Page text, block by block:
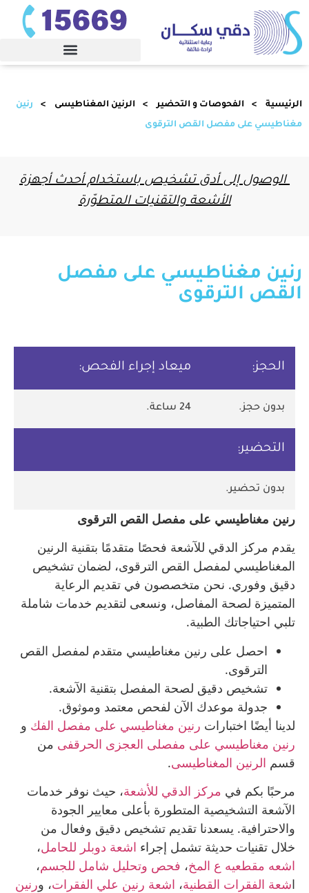
الرئيسية الفحوصات و التحضير الرنين المغناطيسى رنين
مغناطيسي على مفصل القص الترقوى
الوصول إلى أدق تشخيص باستخدام أحدث أجهزة
الأشعة والتقنيات المتطوّرة
رنين مغناطيسي على مفصل
القص الترقوى
الحجز: ميعاد إجراء الفحص:
بدون حجز. 24 ساعة.
التحضير:
بدون تحضير.
رنين مغناطيسي على مفصل القص الترقوى
يقدم مركز الدقي للآشعة فحصًا متقدمًا بتقنية الرنين
المغناطيسي لمفصل القص الترقوى، لضمان تشخيص
دقيق وفوري. نحن متخصصون في تقديم الرعاية
المتميزة لصحة المفاصل، ونسعى لتقديم خدمات شاملة
تلبي احتياجاتك الطبية.
احصل على رنين مغناطيسي متقدم لمفصل القص
الترقوى.
تشخيص دقيق لصحة المفصل بتقنية الآشعة.
جدولة موعدك الآن لفحص معتمد وموثوق.
لدينا أيضًا اختبارات رنين مغناطيسي على مفصل الفك و
رنين مغناطيسي على مفصلى العجزى الحرقفى من
قسم الرنين المغناطيسى.
مرحبًا بكم في مركز الدقي للأشعة، حيث نوفر خدمات
الآشعة التشخيصية المتطورة بأعلى معايير الجودة
والاحترافية. يسعدنا تقديم تشخيص دقيق وفعال من
خلال تقنيات حديثة تشمل إجراء اشعة دوبلر للحامل،
اشعه مقطعيه ع المخ، فحص وتحليل شامل للجسم،
اشعة الفقرات القطنية، اشعة رنين علي الفقرات، ورنين